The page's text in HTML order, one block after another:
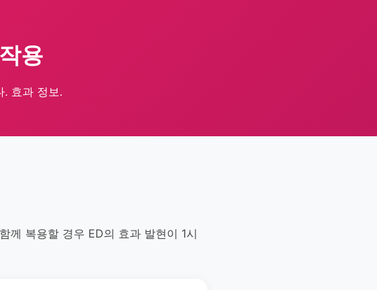
용
효과 정보.
께 복용할 경우 ED의 효과 발현이 1시